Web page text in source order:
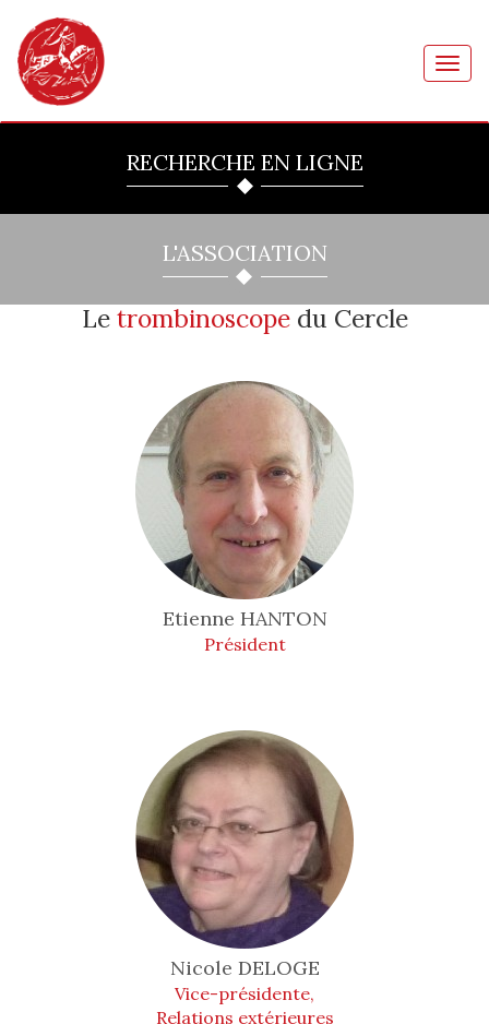
RECHERCHE EN LIGNE
L'ASSOCIATION
Le trombinoscopedu Cercle
Etienne HANTON
Président
Nicole DELOGE
Vice-présidente,
Relations extérieures